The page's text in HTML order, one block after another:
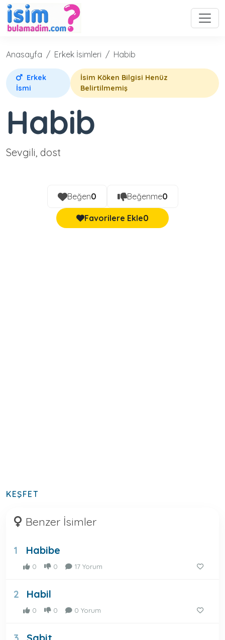
Anasayfa Erkek İsimleri Habib
Erkek
İsmi
İsim Köken Bilgisi Henüz
Belirtilmemiş
Habib
Sevgili, dost
Beğen0 Beğenme0
Favorilere Ekle0
KEŞFET
Benzer İsimler
1 Habibe
0 0 17 Yorum
2 Habil
0 0 0 Yorum